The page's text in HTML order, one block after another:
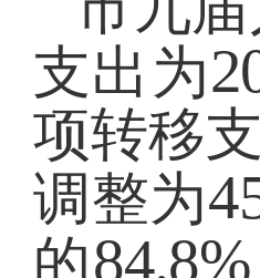
支出为
项转移
调整为
的84.8%